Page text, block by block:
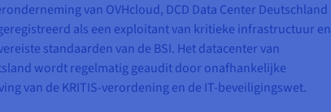
van OVHcloud, DCD Data Center Deutschland
als een exploitant van kritieke infrastructuur en
standaarden van de BSI. Het datacenter van
wordt regelmatig geaudit door onafhankelijke
van de KRITIS-verordening en de IT-beveiligingswet.